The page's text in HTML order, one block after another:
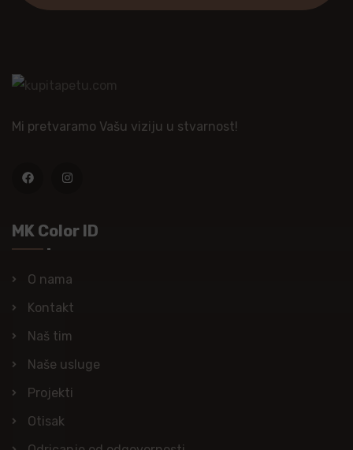
Mi pretvaramo Vašu viziju u stvarnost!
MK Color ID
O nama
Kontakt
Naš tim
Naše usluge
Projekti
Otisak